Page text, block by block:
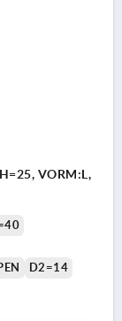
VORM:L,
D2=14